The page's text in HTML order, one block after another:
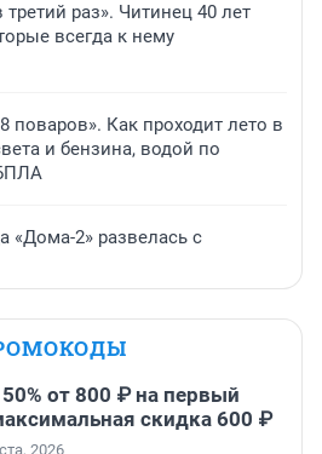
раз». Читинец 40 лет
всегда к нему
поваров». Как проходит лето в
и бензина, водой по
«Дома-2» развелась с
от 800 ₽ на первый
скидка 600 ₽
2026